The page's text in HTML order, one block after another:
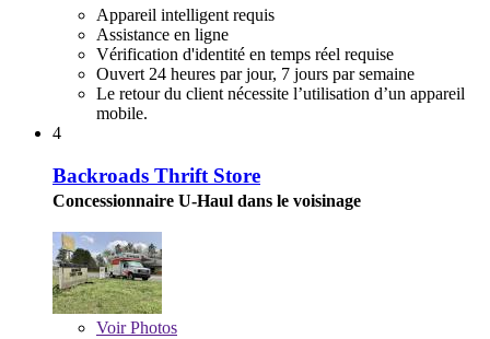
Appareil intelligent requis
Assistance en ligne
Vérification d'identité en temps réel requise
Ouvert 24 heures par jour, 7 jours par semaine
Le retour du client nécessite l’utilisation d’un appareil
mobile.
4
Backroads Thrift Store
Concessionnaire U-Haul dans le voisinage
VoirPhotos